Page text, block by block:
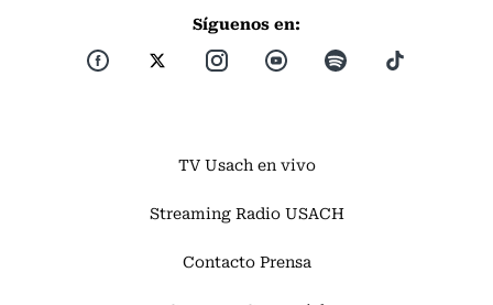
Síguenos en:
TV Usach en vivo
Streaming Radio USACH
Contacto Prensa